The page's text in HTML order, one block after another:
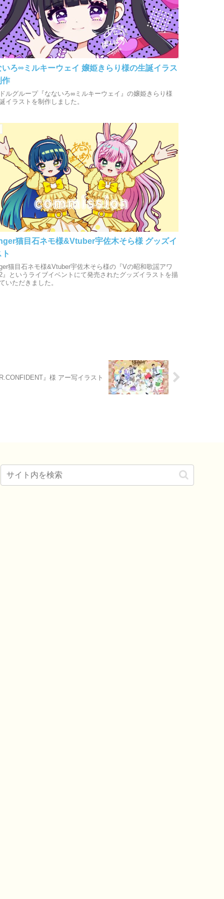
いろ∞ミルキーウェイ 嬢姫きらり様の生誕イラス
作
ルグループ『なないろ∞ミルキーウェイ』の嬢姫きらり様
イラストを制作しました。
猫目石ネモ様&Vtuber宇佐木そら様 グッズイ
猫目石ネモ様&Vtuber宇佐木そら様の『Vの昭和歌謡アワ
』というライブイベントにて発売されたグッズイラストを描
いただきました。
』様 アー写イラスト